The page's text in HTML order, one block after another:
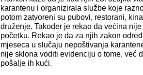
karantenu i organizirala službe koje
potom zatvoreni su pubovi, restorani,
druženje. Također je rekao da većina
početku. Rekao je da za njih zakon
mjeseca u slučaju nepoštivanja
nije sklona voditi evidenciju o tome, već
pošalje ih kući.